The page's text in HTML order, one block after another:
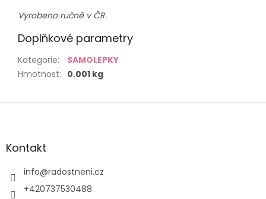
Vyrobeno ručně v ČR.
Doplňkové parametry
Kategorie:
SAMOLEPKY
Hmotnost: 0.001 kg
Z
aKontakt
info@radostneni.cz
+420737530488